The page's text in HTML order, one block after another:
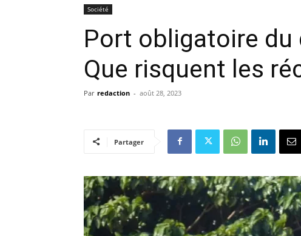
Société
Port obligatoire du
Que risquent les
Par redaction - août 28, 2023
Partager